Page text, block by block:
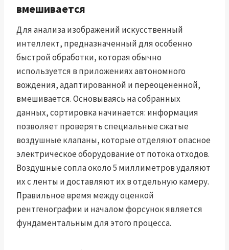
вмешивается
Для анализа изображений искусственный
интеллект, предназначенный для особенно
быстрой обработки, которая обычно
используется в приложениях автономного
вождения, адаптированной и переоцененной,
вмешивается. Основываясь на собранных
данных, сортировка начинается: информация
позволяет проверять специальные сжатые
воздушные клапаны, которые отделяют опасное
электрическое оборудование от потока отходов.
Воздушные сопла около 5 миллиметров удаляют
их с ленты и доставляют их в отдельную камеру.
Правильное время между оценкой
рентгенографии и началом форсунок является
фундаментальным для этого процесса.